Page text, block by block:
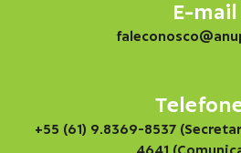
E-mail
+55 (61) 9.8369-8537
4641